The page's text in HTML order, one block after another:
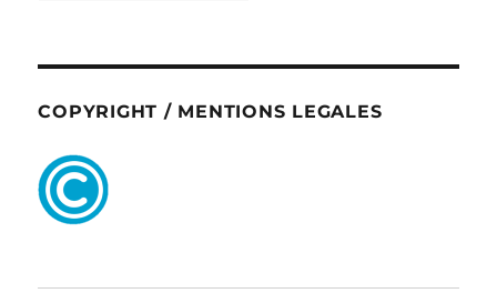
COPYRIGHT / MENTIONS LEGALES